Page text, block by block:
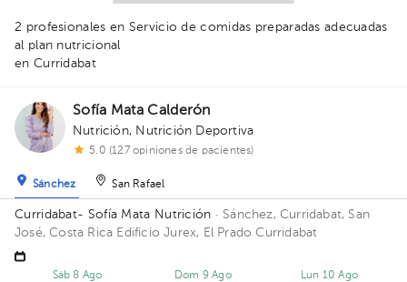
2 profesionales en Servicio de comidas preparadas adecuadas
al plan nutricional
en Curridabat
Sofía Mata Calderón
Nutrición, Nutrición Deportiva
5.0 (127 opiniones de pacientes)
Sánchez San Rafael
Curridabat- Sofía Mata Nutrición · Sánchez, Curridabat, San
José, Costa Rica Edificio Jurex, El Prado Curridabat
Sáb 8 Ago Dom 9 Ago Lun 10 Ago